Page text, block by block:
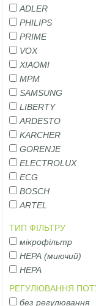
ADLER
PHILIPS
PRIME
VOX
XIAOMI
MPM
SAMSUNG
LIBERTY
ARDESTO
KARCHER
GORENJE
ELECTROLUX
ECG
BOSCH
ARTEL
ТИП ФІЛЬТРУ
мікрофільтр
НЕРА (миючий)
НЕРА
РЕГУЛЮВАННЯ
без регулювання